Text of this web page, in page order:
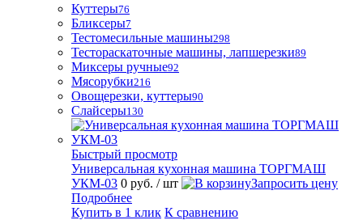
Куттеры76
Бликсеры7
Тестомесильные машины298
Тестораскаточные машины, лапшерезки89
Миксеры ручные92
Мясорубки216
Овощерезки, куттеры90
Слайсеры130
Быстрый просмотр
Универсальная кухонная машина ТОРГМАШ
УКМ-03 0 руб. / шт
Запросить цену
Подробнее
Купить в 1 клик К сравнению